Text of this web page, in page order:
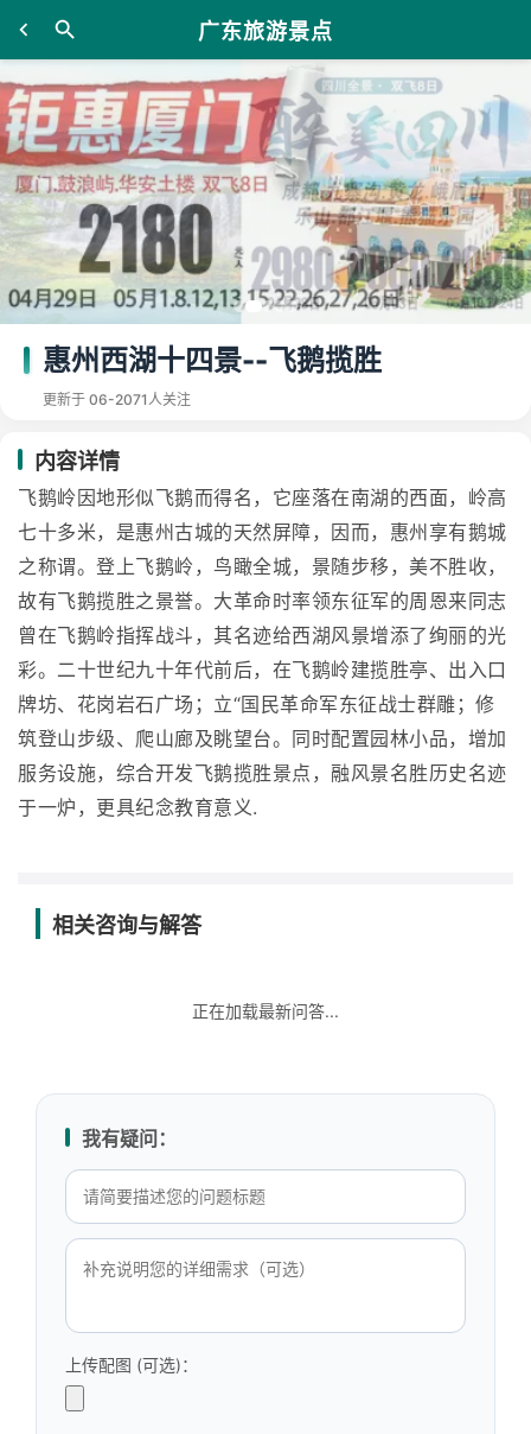
广东旅游景点
惠州西湖十四景--飞鹅揽胜
更新于 06-2071人关注
内容详情
飞鹅岭因地形似飞鹅而得名，它座落在南湖的西面，岭高
七十多米，是惠州古城的天然屏障，因而，惠州享有鹅城
之称谓。登上飞鹅岭，鸟瞰全城，景随步移，美不胜收，
故有飞鹅揽胜之景誉。大革命时率领东征军的周恩来同志
曾在飞鹅岭指挥战斗，其名迹给西湖风景增添了绚丽的光
彩。二十世纪九十年代前后，在飞鹅岭建揽胜亭、出入口
牌坊、花岗岩石广场；立“国民革命军东征战士群雕；修
筑登山步级、爬山廊及眺望台。同时配置园林小品，增加
服务设施，综合开发飞鹅揽胜景点，融风景名胜历史名迹
于一炉，更具纪念教育意义.
相关咨询与解答
正在加载最新问答...
我有疑问：
上传配图 (可选)：